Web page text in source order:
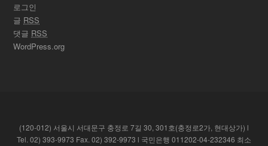
로그인
글 RSS
댓글 RSS
WordPress.org
(120-012) 서울시 서대문구 충정로 7길 30, 301호(충정로2가, 현대상가) l
Tel. 02) 393-9973 Fax. 02) 392-9973 l 국민은행 011202-04-232346 최소